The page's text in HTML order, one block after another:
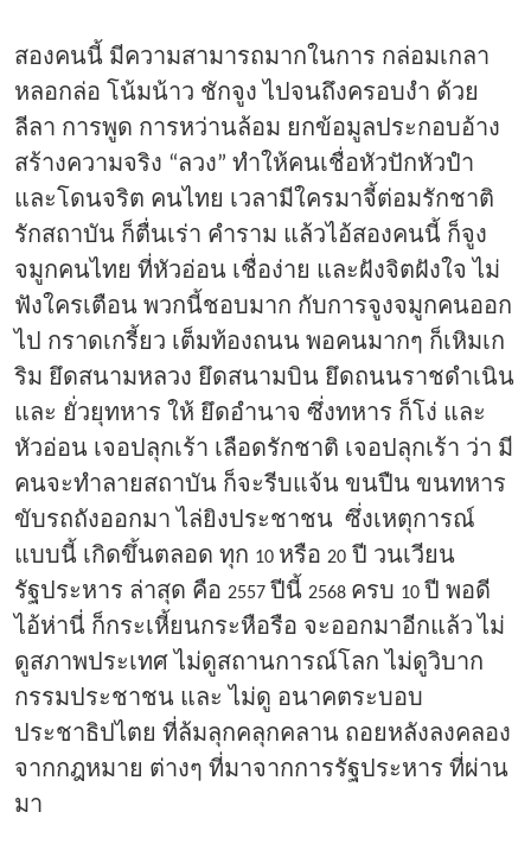
สองคนนี้ มีความสามารถมากในการ กล่อมเกลา
หลอกล่อ โน้มน้าว ชักจูง ไปจนถึงครอบงำ ด้วย
ลีลา การพูด การหว่านล้อม ยกข้อมูลประกอบอ้าง
สร้างความจริง “ลวง” ทำให้คนเชื่อหัวปักหัวปำ
และโดนจริต คนไทย เวลามีใครมาจี้ต่อมรักชาติ
รักสถาบัน ก็ตื่นเร่า คำราม แล้วไอ้สองคนนี้ ก็จูง
จมูกคนไทย ที่หัวอ่อน เชื่อง่าย และฝังจิตฝังใจ ไม่
ฟังใครเตือน พวกนี้ชอบมาก กับการจูงจมูกคนออก
ไป กราดเกรี้ยว เต็มท้องถนน พอคนมากๆ ก็เหิมเก
ริม ยึดสนามหลวง ยึดสนามบิน ยึดถนนราชดำเนิน
และ ยั่วยุทหาร ให้ ยึดอำนาจ ซึ่งทหาร ก็โง่ และ
หัวอ่อน เจอปลุกเร้า เลือดรักชาติ เจอปลุกเร้า ว่า มี
คนจะทำลายสถาบัน ก็จะรีบแจ้น ขนปืน ขนทหาร
ขับรถถังออกมา ไล่ยิงประชาชน ซึ่งเหตุการณ์
แบบนี้ เกิดขึ้นตลอด ทุก 10 หรือ 20 ปี วนเวียน
รัฐประหาร ล่าสุด คือ 2557 ปีนี้ 2568 ครบ 10 ปี พอดี
ไอ้ห่านี่ ก็กระเหี้ยนกระหือรือ จะออกมาอีกแล้ว ไม่
ดูสภาพประเทศ ไม่ดูสถานการณ์โลก ไม่ดูวิบาก
กรรมประชาชน และ ไม่ดู อนาคตระบอบ
ประชาธิปไตย ที่ล้มลุกคลุกคลาน ถอยหลังลงคลอง
จากกฎหมาย ต่างๆ ที่มาจากการรัฐประหาร ที่ผ่าน
มา